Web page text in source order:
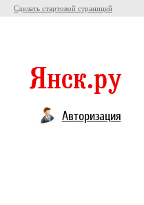
Сделать стартовой страницей
Авторизация